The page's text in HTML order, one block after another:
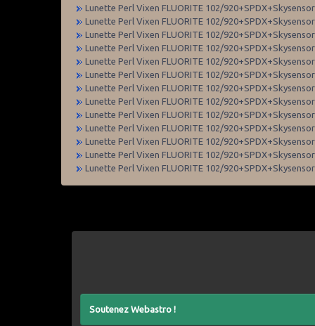
Lunette Perl Vixen FLUORITE 102/920+SPDX+Skysensor
Lunette Perl Vixen FLUORITE 102/920+SPDX+Skysensor
Lunette Perl Vixen FLUORITE 102/920+SPDX+Skysensor
Lunette Perl Vixen FLUORITE 102/920+SPDX+Skysensor
Lunette Perl Vixen FLUORITE 102/920+SPDX+Skysensor
Lunette Perl Vixen FLUORITE 102/920+SPDX+Skysensor
Lunette Perl Vixen FLUORITE 102/920+SPDX+Skysensor
Lunette Perl Vixen FLUORITE 102/920+SPDX+Skysensor
Lunette Perl Vixen FLUORITE 102/920+SPDX+Skysensor
Lunette Perl Vixen FLUORITE 102/920+SPDX+Skysensor
Lunette Perl Vixen FLUORITE 102/920+SPDX+Skysensor
Lunette Perl Vixen FLUORITE 102/920+SPDX+Skysensor
Lunette Perl Vixen FLUORITE 102/920+SPDX+Skysensor
Soutenez Webastro !